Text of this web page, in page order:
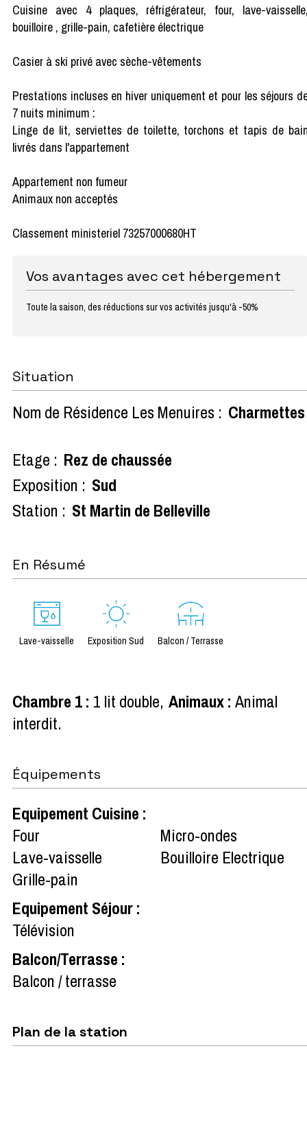
Cuisine avec 4 plaques, réfrigérateur, four, lave-
bouilloire , grille-pain, cafetière électrique
Casier à ski privé avec sèche-vêtements
Prestations incluses en hiver uniquement et pour les séjours
7 nuits minimum :
Linge de lit, serviettes de toilette, torchons et tapis de
livrés dans l'appartement
Appartement non fumeur
Animaux non acceptés
Classement ministeriel 73257000680HT
Vos avantages avec cet hébergement
Toute la saison, des réductions sur vos activités jusqu'à -50%
Situation
Nom de Résidence Les Menuires : Charmettes
Etage : Rez de chaussée
Exposition : Sud
Station : St Martin de Belleville
En Résumé
Lave-vaisselle Exposition Sud Balcon / Terrasse
Chambre 1: 1 lit double Animaux: Animal
interdit
Équipements
Equipement Cuisine :
Four
Micro-ondes
Lave-vaisselle
Bouilloire Electrique
Grille-pain
Equipement Séjour:
Télévision
Balcon/Terrasse :
Balcon / terrasse
Plan de la station